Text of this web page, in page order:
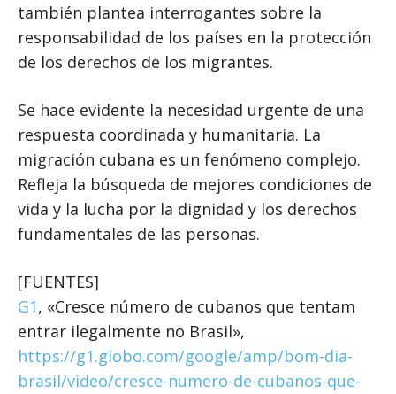
también plantea interrogantes sobre la
responsabilidad de los países en la protección
de los derechos de los migrantes.
Se hace evidente la necesidad urgente de una
respuesta coordinada y humanitaria. La
migración cubana es un fenómeno complejo.
Refleja la búsqueda de mejores condiciones de
vida y la lucha por la dignidad y los derechos
fundamentales de las personas.
[FUENTES]
G1, «Cresce número de cubanos que tentam
entrar ilegalmente no Brasil»,
https://g1.globo.com/google/amp/bom-dia-
brasil/video/cresce-numero-de-cubanos-que-